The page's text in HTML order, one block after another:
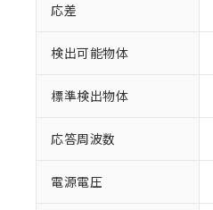
応差
検出可能物体
標準検出物体
応答周波数
電源電圧